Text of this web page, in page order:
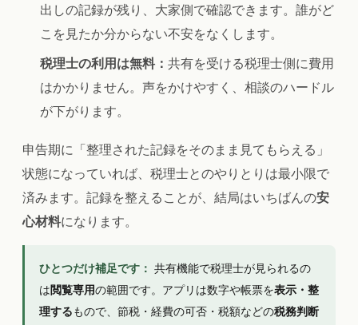
出しの記録が残り、大家側で確認できます。誰がど
こを見たか分からない不安をなくします。
税理士の利用は無料： 共有を受ける税理士側に費用
はかかりません。声をかけやすく、相談のハードル
が下がります。
申告期に「整理された記録をそのまま見てもらえる」
状態になっていれば、税理士とのやりとりは最小限で
済みます。記録を整えることが、結局はいちばんの安
心材料になります。
ひとつだけ補足です： 共有機能で税理士が見られるの
は閲覧専用の範囲です。アプリは数字や帳票を表示・整
理するもので、節税・経費の可否・税額などの税務判断